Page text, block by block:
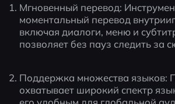
Мгновенный перевод:
моментальный перевод
включая диалоги, меню и
позволяет без пауз следить за
Поддержка множества языков:
охватывает широкий спектр